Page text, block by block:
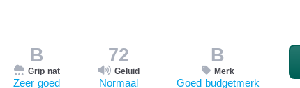
B
Grip nat
Zeer goed
72
Geluid
Normaal
B
Merk
Goed budgetmerk